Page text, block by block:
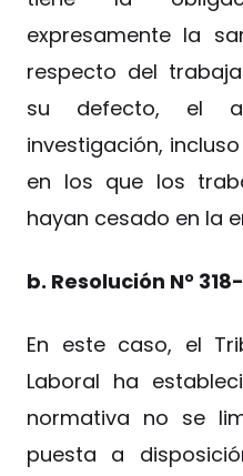
expresamente la
respecto del
su defecto, el
investigación,
en los que los
hayan cesado en la
b. Resolución N°
En este caso, el
Laboral ha
normativa no se
puesta a